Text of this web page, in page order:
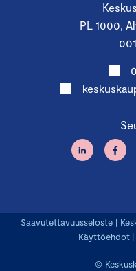
PL 1000,
©
Saavutettavuusseloste |
Käyttöehdot |